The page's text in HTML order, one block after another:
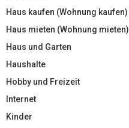
Haus kaufen (Wohnung kaufen)
Haus mieten (Wohnung mieten)
Haus und Garten
Haushalte
Hobby und Freizeit
Internet
Kinder